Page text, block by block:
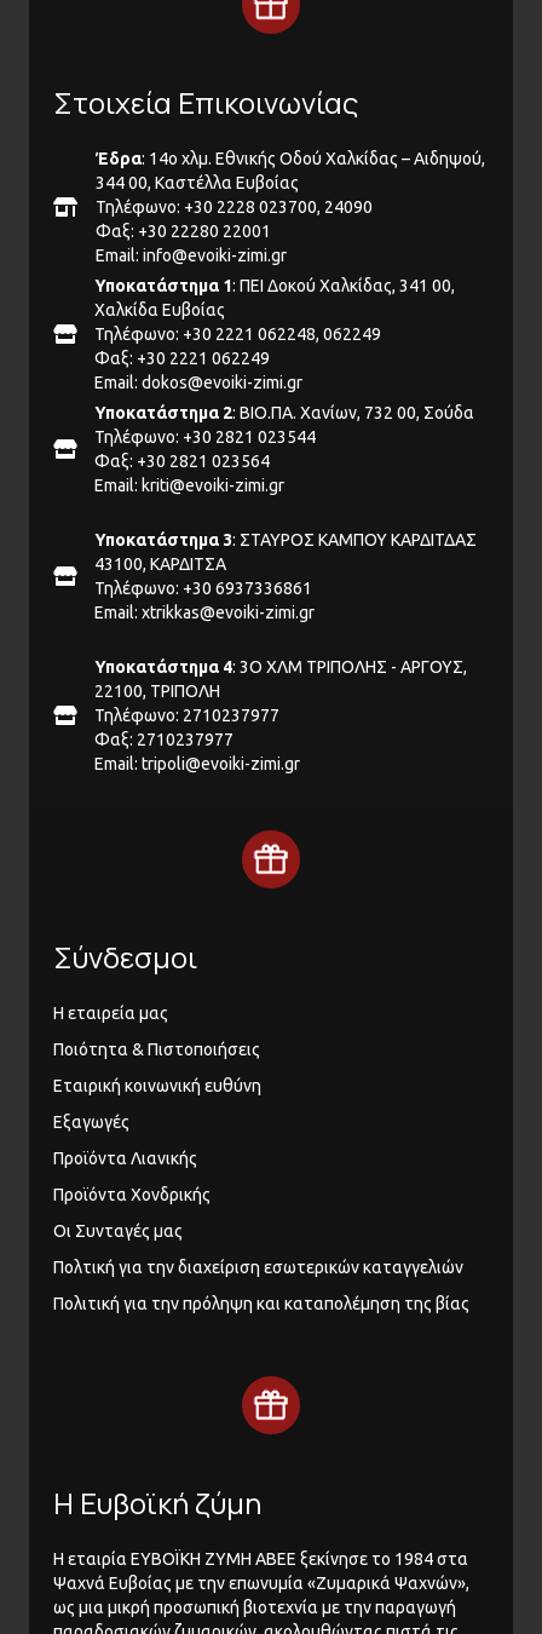
Στοιχεία Επικοινωνίας
Έδρα: 14ο χλμ. Εθνικής Οδού Χαλκίδας – Αιδηψού,
344 00, Καστέλλα Ευβοίας
Τηλέφωνο: +30 2228 023700, 24090
Φαξ: +30 22280 22001
Email: info@evoiki-zimi.gr
Υποκατάστημα 1: ΠΕΙ Δοκού Χαλκίδας, 341 00,
Χαλκίδα Ευβοίας
Τηλέφωνο: +30 2221 062248, 062249
Φαξ: +30 2221 062249
Email: dokos@evoiki-zimi.gr
Υποκατάστημα 2: ΒΙΟ.ΠΑ. Χανίων, 732 00, Σούδα
Τηλέφωνο: +30 2821 023544
Φαξ: +30 2821 023564
Email: kriti@evoiki-zimi.gr
Υποκατάστημα 3: ΣΤΑΥΡΟΣ ΚΑΜΠΟΥ ΚΑΡΔΙΤΔΑΣ
43100, ΚΑΡΔΙΤΣΑ
Τηλέφωνο: +30 6937336861
Email: xtrikkas@evoiki-zimi.gr
Υποκατάστημα 4: 3Ο ΧΛΜ ΤΡΙΠΟΛΗΣ - ΑΡΓΟΥΣ,
22100, ΤΡΙΠΟΛΗ
Τηλέφωνο: 2710237977
Φαξ: 2710237977
Email: tripoli@evoiki-zimi.gr
Σύνδεσμοι
Η εταιρεία μας
Ποιότητα & Πιστοποιήσεις
Εταιρική κοινωνική ευθύνη
Εξαγωγές
Προϊόντα Λιανικής
Προϊόντα Χονδρικής
Οι Συνταγές μας
Πολτική για την διαχείριση εσωτερικών καταγγελιών
Πολιτική για την πρόληψη και καταπολέμηση της βίας
Η Ευβοϊκή ζύμη
Η εταιρία ΕΥΒΟΪΚΗ ΖΥΜΗ ΑΒΕΕ ξεκίνησε το 1984 στα
Ψαχνά Ευβοίας με την επωνυμία «Ζυμαρικά Ψαχνών»,
ως μια μικρή προσωπική βιοτεχνία με την παραγωγή